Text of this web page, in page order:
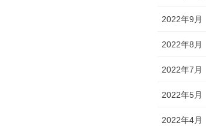
2022年9月
2022年8月
2022年7月
2022年5月
2022年4月